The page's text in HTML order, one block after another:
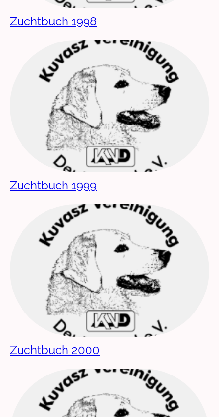
Zuchtbuch 1998
Zuchtbuch 1999
Zuchtbuch 2000